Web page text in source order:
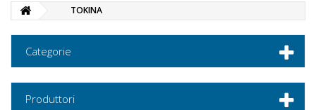
TOKINA
Categorie
Produttori